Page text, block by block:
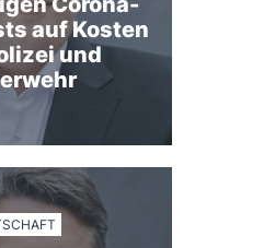
auf Kosten
und